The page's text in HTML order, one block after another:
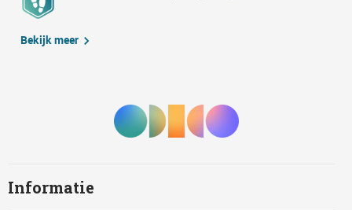
Bekijk meer
Informatie